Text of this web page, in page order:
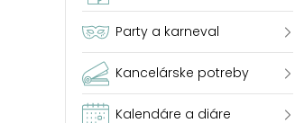
Party a karneval
Kancelárske potreby
Kalendáre a diáre